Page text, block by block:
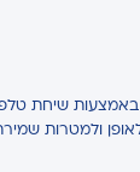
שיחת
ולמטרות